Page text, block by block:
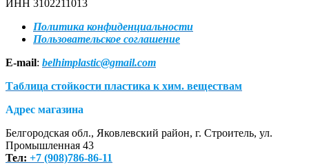
ИНН 3102211013
Политика конфиденциальности
Пользовательское соглашение
E-mail: belhimplastic@gmail.com
Таблица стойкости пластика к хим. веществам
Адрес магазина
Белгородская обл., Яковлевский район, г. Строитель, ул.
Промышленная 43
Тел: +7 (908)786-86-11